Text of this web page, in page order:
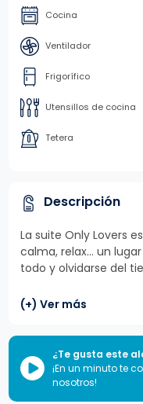
Cocina
Ventilador
Frigorífico
Utensillos de cocina
Tetera
Descripción
La suite Only Lovers
calma, relax… un
todo y olvidarse del
(+) Ver más
¿Te gusta este
¡En un minuto te
nosotros!